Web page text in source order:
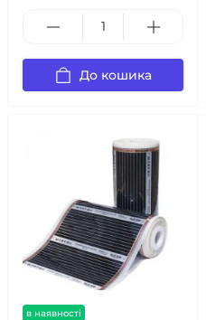
До кошика
в наявності